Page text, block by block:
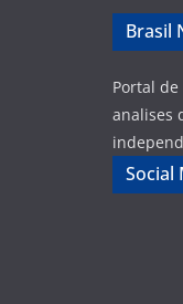
Brasil
Portal
analises
Social